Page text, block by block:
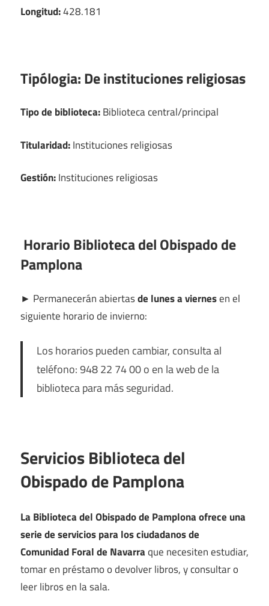
Longitud:428.181
Tipólogia:De instituciones religiosas
Tipo de biblioteca:Biblioteca central/principal
Titularidad:Instituciones religiosas
Gestión:Instituciones religiosas
Horario Biblioteca del Obispado de
Pamplona
► Permanecerán abiertasde lunes a viernesen el
siguiente horario de invierno:
Los horarios pueden cambiar, consulta al
teléfono: 948 22 74 00 o en la web de la
biblioteca para más seguridad.
Servicios Biblioteca del
Obispado de Pamplona
La Biblioteca del Obispado de Pamplona ofrece una
serie de servicios para los ciudadanos de
Comunidad Foral de Navarraque necesiten estudiar,
tomar en préstamo o devolver libros, y consultar o
leer libros en la sala.